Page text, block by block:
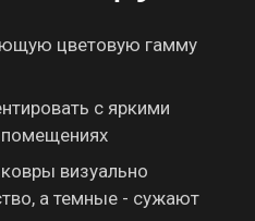
цветовую гамму
с яркими
визуально
а темные - сужают